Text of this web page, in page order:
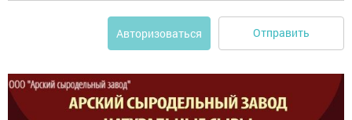
Авторизоваться Отправить